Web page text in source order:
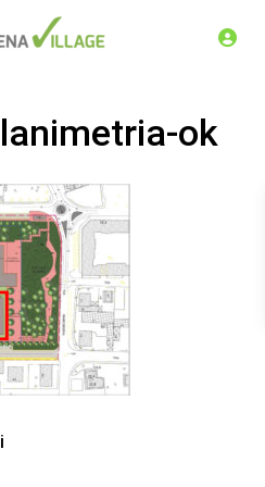
ok
residenziale in via